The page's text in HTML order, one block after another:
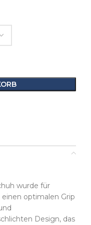
wurde für
optimalen Grip
Design, das